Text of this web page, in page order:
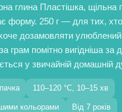
глина Пластішка, щільна
форму. 250 г — для тих, хто
дозамовляти улюблений
грам помітно вигідніша за
у звичайній домашній
110–120 °C, 10–15 хв
кольорами Від 7 років